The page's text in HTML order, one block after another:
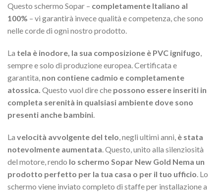
Questo schermo Sopar – completamente Italiano al
100% – vi garantirà invece qualità e competenza, che sono
nelle corde di ogni nostro prodotto.
La tela è inodore, la sua composizione è PVC ignifugo,
sempre e solo di produzione europea. Certificata e
garantita, non contiene cadmio e completamente
atossica. Questo vuol dire che possono essere inseriti in
completa serenità in qualsiasi ambiente dove sono
presenti anche bambini.
La velocità avvolgente del telo, negli ultimi anni, è stata
notevolmente aumentata. Questo, unito alla silenziosità
del motore, rendo lo schermo Sopar New Gold Nema un
prodotto perfetto per la tua casa o per il tuo ufficio. Lo
schermo viene inviato completo di staffe per installazione a